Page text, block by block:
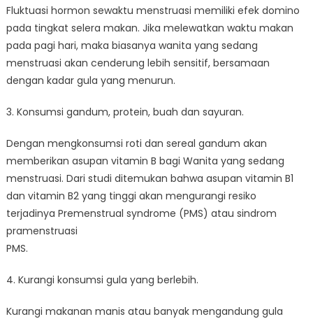
Fluktuasi hormon sewaktu menstruasi memiliki efek domino
pada tingkat selera makan. Jika melewatkan waktu makan
pada pagi hari, maka biasanya wanita yang sedang
menstruasi akan cenderung lebih sensitif, bersamaan
dengan kadar gula yang menurun.⁠
3. Konsumsi gandum, protein, buah dan sayuran⁠.
Dengan mengkonsumsi roti dan sereal gandum akan
memberikan asupan vitamin B bagi Wanita yang sedang
menstruasi. Dari studi ditemukan bahwa asupan vitamin B1
dan vitamin B2 yang tinggi akan mengurangi resiko
terjadinya Premenstrual syndrome (PMS) atau sindrom
pramenstruasi
PMS.⁠
4. Kurangi konsumsi gula yang berlebih⁠.
Kurangi makanan manis atau banyak mengandung gula